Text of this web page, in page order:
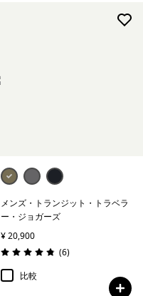
メンズ・トランジット・トラベラ
ー・ジョガーズ
¥ 20,900
評価: 4.8 / 5
(6レビュー
)
比較